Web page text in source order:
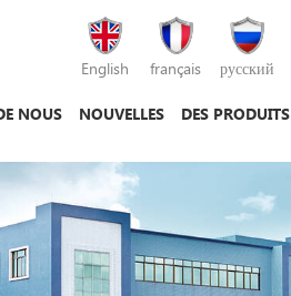
English français русский
NOUS NOUVELLES DES PRODUITS